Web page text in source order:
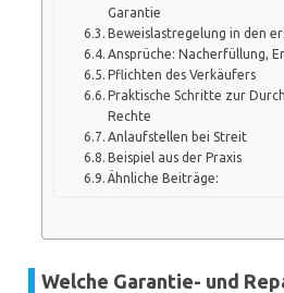
Garantie
Beweislastregelung in den
Ansprüche: Nacherfüllung,
Pflichten des Verkäufers
Praktische Schritte zur
Rechte
Anlaufstellen bei Streit
Beispiel aus der Praxis
Ähnliche Beiträge:
Welche Garantie- und